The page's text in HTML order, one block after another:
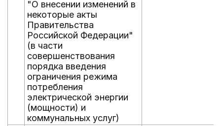
"О внесении изменений в
некоторые акты
Правительства
Российской Федерации"
(в части
совершенствования
порядка введения
ограничения режима
потребления
электрической энергии
(мощности) и
коммунальных услуг)